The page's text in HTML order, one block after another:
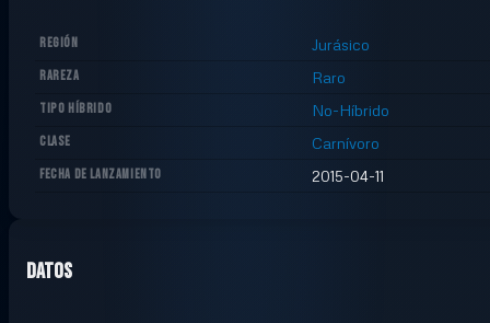
REGIÓN Jurásico
RAREZA Raro
TIPO HÍBRIDO No-Híbrido
CLASE Carnívoro
FECHA DE LANZAMIENTO 2015-04-11
Datos